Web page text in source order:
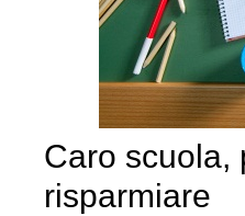
Caro scuola,
risparmiare